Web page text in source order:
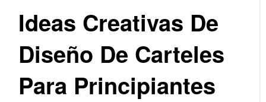
Ideas Creativas De
Diseño De Carteles
Para Principiantes